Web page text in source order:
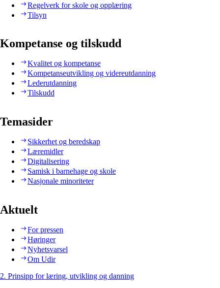
Regelverk for skole og opplæring
Tilsyn
Kompetanse og tilskudd
Kvalitet og kompetanse
Kompetanseutvikling og videreutdanning
Lederutdanning
Tilskudd
Temasider
Sikkerhet og beredskap
Læremidler
Digitalisering
Samisk i barnehage og skole
Nasjonale minoriteter
Aktuelt
For pressen
Høringer
Nyhetsvarsel
Om Udir
2. Prinsipp for læring, utvikling og danning